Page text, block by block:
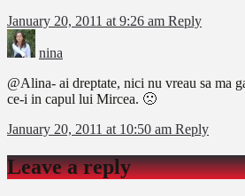
January 20, 2011 at 9:26 am Reply
nina
@Alina- ai dreptate, nici nu vreau sa ma
ce-i in capul lui Mircea. 🙁
January 20, 2011 at 10:50 am Reply
Leave a reply